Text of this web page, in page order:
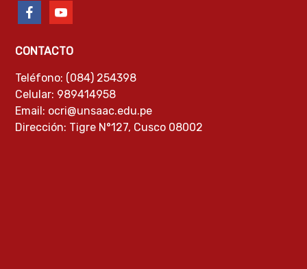
facebookyoutube
CONTACTO
Teléfono: (084) 254398
Celular: 989414958
Email: ocri@unsaac.edu.pe
Dirección: Tigre N°127, Cusco 08002